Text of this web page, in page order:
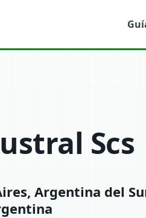
Scs
Argentina del